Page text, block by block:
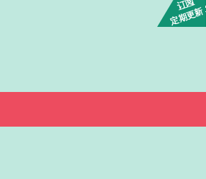
定期更